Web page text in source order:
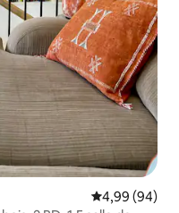
Note
4,99 (94)